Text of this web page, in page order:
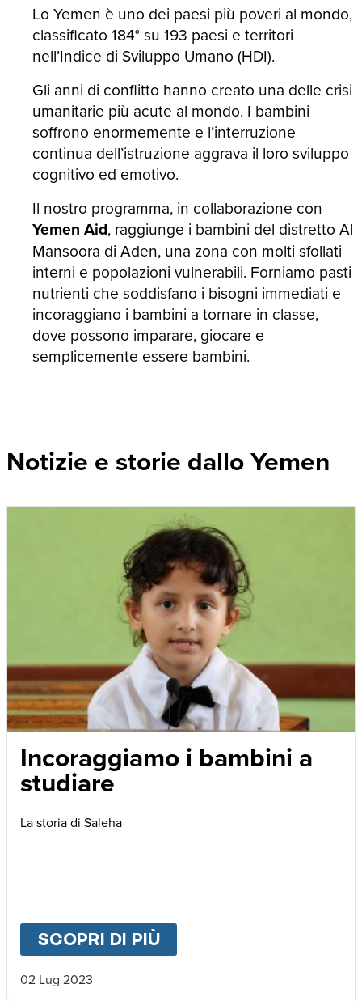
Lo Yemen è uno dei paesi più poveri al mondo,
classificato 184° su 193 paesi e territori
nell’Indice di Sviluppo Umano (HDI).
Gli anni di conflitto hanno creato una delle crisi
umanitarie più acute al mondo. I bambini
soffrono enormemente e l’interruzione
continua dell’istruzione aggrava il loro sviluppo
cognitivo ed emotivo.
Il nostro programma, in collaborazione con
Yemen Aid, raggiunge i bambini del distretto Al
Mansoora di Aden, una zona con molti sfollati
interni e popolazioni vulnerabili. Forniamo pasti
nutrienti che soddisfano i bisogni immediati e
incoraggiano i bambini a tornare in classe,
dove possono imparare, giocare e
semplicemente essere bambini.
Notizie e storie dallo Yemen
Incoraggiamo i bambini a
studiare
La storia di Saleha
SCOPRI DI PIÙABOUT
02 Lug 2023